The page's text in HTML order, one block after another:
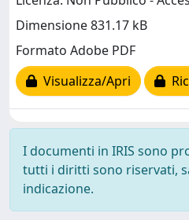
Dimensione 831.17 kB
Formato Adobe PDF
Visualizza/Apri
I documenti in IRIS sono
tutti i diritti sono riservati,
indicazione.